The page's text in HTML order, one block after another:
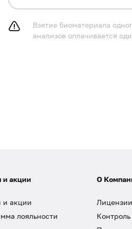
Взятие биоматериала
анализов оплачивается
и акции
и акции
лояльности
О
Контроль